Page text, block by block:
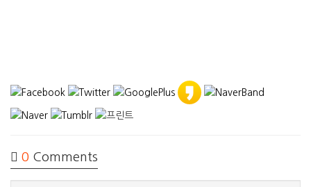
0 Comments